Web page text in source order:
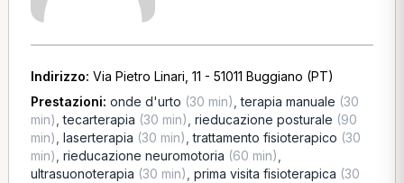
Indirizzo: Via Pietro Linari, 11 - 51011 Buggiano (PT)
Prestazioni: onde d'urto (30 min) ,terapia manuale (30
min) ,tecarterapia (30 min) rieducazione posturale (90
min) laserterapia (30 min) ,trattamento fisioterapico (30
min) rieducazione neuromotoria (60 min)
ultrasuonoterapia (30 min) prima visita fisioterapica (30